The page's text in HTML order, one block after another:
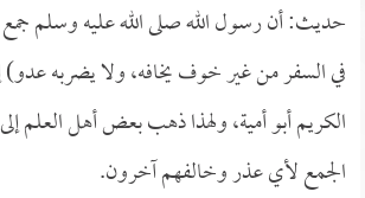
حديث: أن رسول الله صلى الله عليه وسلم جمع
في السفر من غير خوف يخافه، ولا يضربه عدو)
الكريم أبو أمية، ولهذا ذهب بعض أهل العلم
الجمع لأي عذر وخالفهم آخرون.